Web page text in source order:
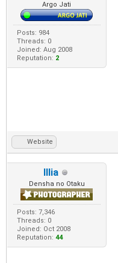
Argo Jati
Posts: 984
Threads: 0
Joined: Aug 2008
Reputation: 2
Website
Illia
Densha no Otaku
Posts: 7,346
Threads: 0
Joined: Oct 2008
Reputation: 44